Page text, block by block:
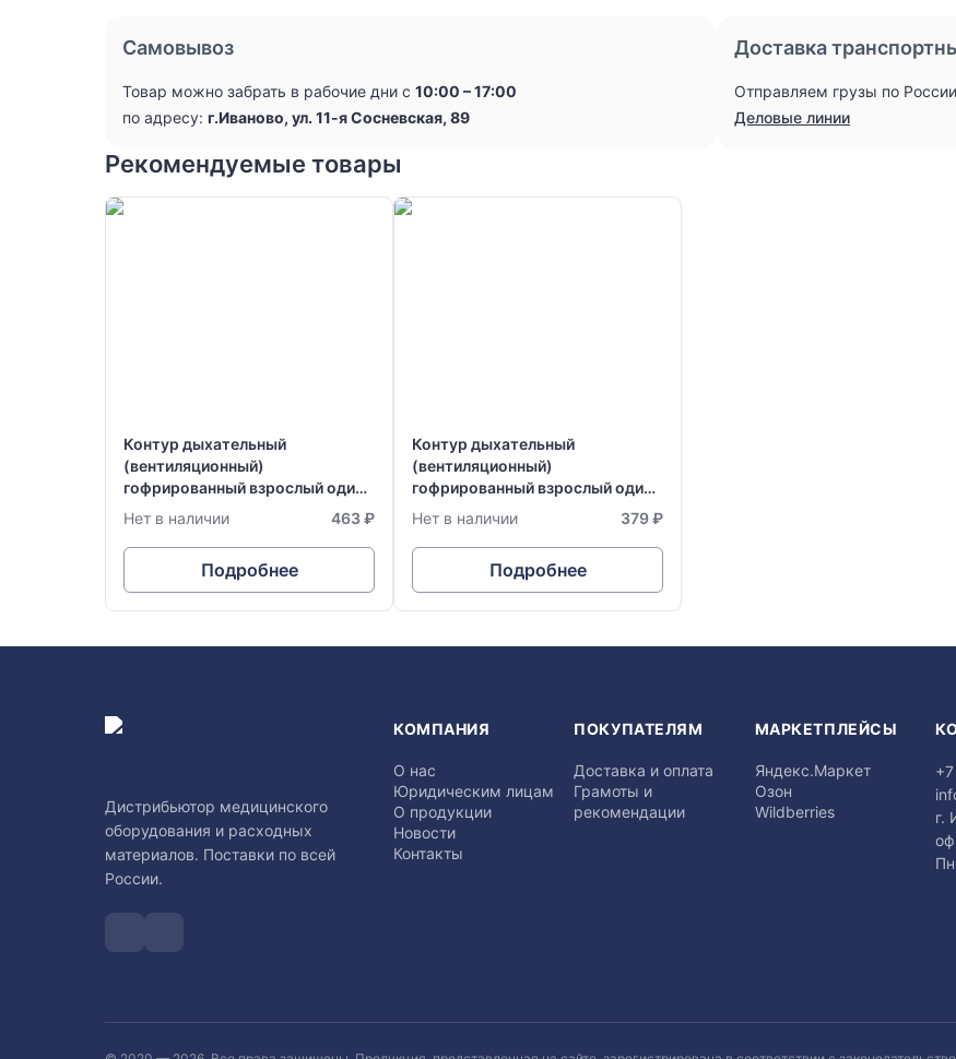
Самовывоз
Товар можно забрать в рабочие дни с 10:00 – 17:00
по адресу: г.Иваново, ул. 11-я Сосневская, 89
Доставка
Отправляем грузы по
Деловые линии
Рекомендуемые товары
Контур дыхательный
(вентиляционный)
гофрированный взрослый один
влагосборник + лимб
Нет в наличии 463 ₽
Подробнее
Контур дыхательный
(вентиляционный)
гофрированный взрослый один
влагосборник
Нет в наличии 379 ₽
Подробнее
Дистрибьютор медицинского
оборудования и расходных
материалов. Поставки по всей
России.
КОМПАНИЯ
О нас
Юридическим лицам
О продукции
Новости
Контакты
ПОКУПАТЕЛЯМ
Доставка и оплата
Грамоты и
рекомендации
МАРКЕТПЛЕЙСЫ
Яндекс.Маркет
Озон
Wildberries
г.